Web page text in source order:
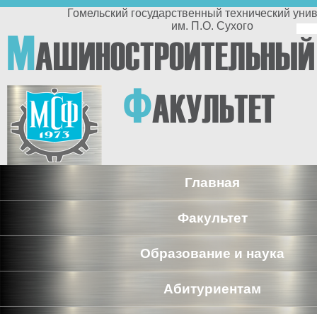
Перейти к основному содержанию
Гомельский государственный технический университет
им. П.О. Сухого
МАШИНОСТРОИТЕЛЬНЫЙ
ФАКУЛЬТЕТ
Главная
Факультет
Образование и наука
Абитуриентам